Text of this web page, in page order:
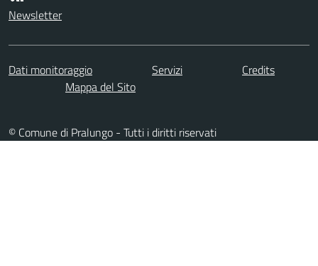
Newsletter
Dati monitoraggio Servizi
Credits
Mappa del Sito
© Comune di Pralungo - Tutti i diritti riservati